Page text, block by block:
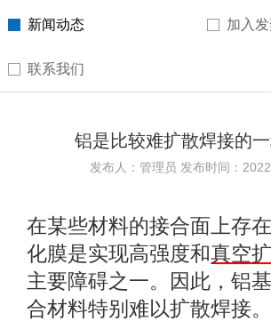
新闻动态 加入
联系我们
铝是比较难扩散焊接的
发布人：管理员 发布时间：
在某些材料的接合面上存
化膜是实现高强度和真空
主要障碍之一。 因此，铝
合材料特别难以扩散焊接